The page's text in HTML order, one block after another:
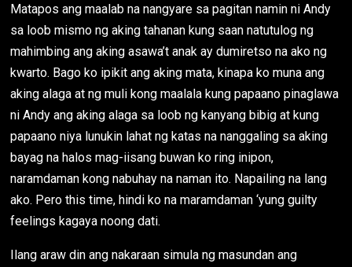
Matapos ang maalab na nangyare sa pagitan namin ni Andy
sa loob mismo ng aking tahanan kung saan natutulog ng
mahimbing ang aking asawa’t anak ay dumiretso na ako ng
kwarto. Bago ko ipikit ang aking mata, kinapa ko muna ang
aking alaga at ng muli kong maalala kung papaano pinaglawa
ni Andy ang aking alaga sa loob ng kanyang bibig at kung
papaano niya lunukin lahat ng katas na nanggaling sa aking
bayag na halos mag-iisang buwan ko ring inipon,
naramdaman kong nabuhay na naman ito. Napailing na lang
ako. Pero this time, hindi ko na maramdaman ‘yung guilty
feelings kagaya noong dati.
Ilang araw din ang nakaraan simula ng masundan ang